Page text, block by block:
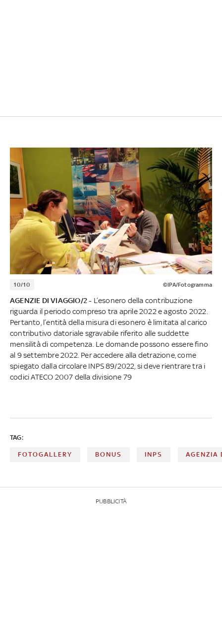
10/10 ©IPA/Fotogramma
AGENZIE DI VIAGGIO/2 - L’esonero della contribuzione
riguarda il periodo compreso tra aprile 2022 e agosto 2022.
Pertanto, l’entità della misura di esonero è limitata al carico
contributivo datoriale sgravabile riferito alle suddette
mensilità di competenza. Le domande possono essere fino
al 9 settembre 2022. Per accedere alla detrazione, come
spiegato dalla circolare INPS 89/2022, si deve rientrare tra i
codici ATECO 2007 della divisione 79
TAG:
FOTOGALLERY BONUS INPS AGENZIA
PUBBLICITÀ